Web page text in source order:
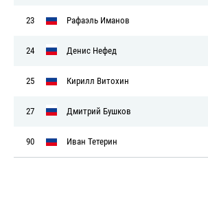
23 Рафаэль Иманов
24 Денис Нефед
25 Кирилл Витохин
27 Дмитрий Бушков
90 Иван Тетерин